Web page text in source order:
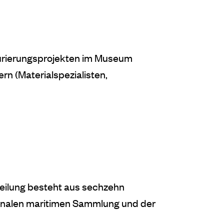
im Museum
(Materialspezialisten,
besteht aus sechzehn
maritimen Sammlung und der